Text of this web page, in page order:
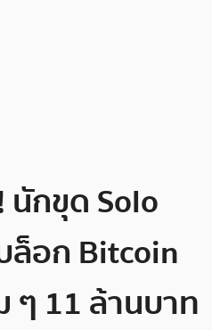
นักขุด Solo
ล็อก Bitcoin
ๆ 11 ล้านบาท